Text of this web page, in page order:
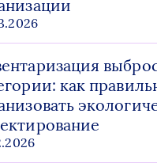
как